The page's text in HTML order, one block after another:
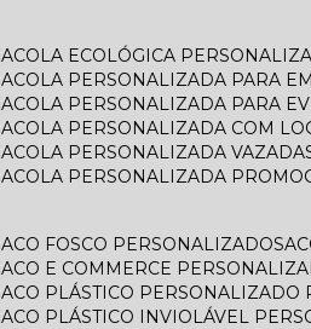
SACOLA ECOLÓGICA
SACOLA PERSONALIZADA PARA
SACOLA PERSONALIZADA PARA
SACOLA PERSONALIZADA COM
SACOLA PERSONALIZADA VAZADA
SACOLA PERSONALIZADA
SACO FOSCO PERSONALIZADO
SACO E COMMERCE
SACO PLÁSTICO PERSONALIZADO
SACO PLÁSTICO INVIOLÁVEL